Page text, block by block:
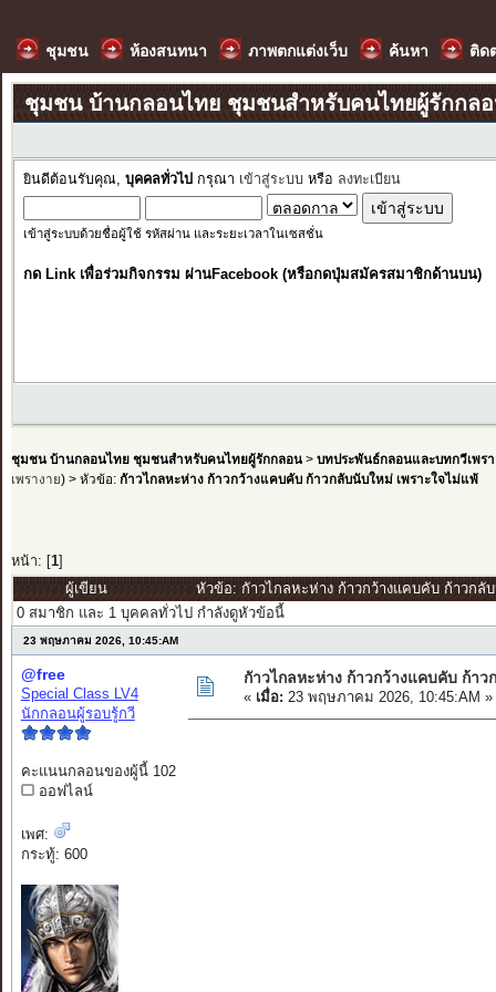
ชุมชน ห้องสนทนา ภาพตกแต่งเว็บ ค้นหา ติด
ชุมชน บ้านกลอนไทย ชุมชนสำหรับคนไทยผู้รักกล
ยินดีต้อนรับคุณ, บุคคลทั่วไป กรุณา เข้าสู่ระบบ หรือ ลงทะเบียน
เข้าสู่ระบบด้วยชื่อผู้ใช้ รหัสผ่าน และระยะเวลาในเซสชั่น
กด Link เพื่อร่วมกิจกรรม ผ่านFacebook (หรือกดปุ่มสมัครสมาชิกด้านบน)
ชุมชน บ้านกลอนไทย ชุมชนสำหรับคนไทยผู้รักกลอน> บทประพันธ์กลอนและบทกวีเพรา
เพรางาย) > หัวข้อ: กัาวไกลหะห่าง ก้าวกว้างแคบคับ ก้าวกลับนับใหม่ เพราะใจไม่แพ้
หน้า: [ 1]
ผู้เขียน
หัวข้อ: กัาวไกลหะห่าง ก้าวกว้างแคบคับ ก้าวกลั
0 สมาชิก และ 1 บุคคลทั่วไป กำลังดูหัวข้อนี้
23 พฤษภาคม 2026, 10:45:AM
@free
Special Class LV4
นักกลอนผู้รอบรู้กวี
คะแนนกลอนของผู้นี้ 102
ออฟไลน์
เพศ:
กระทู้: 600
กัาวไกลหะห่าง ก้าวกว้างแคบคับ ก้า
« เมื่อ: 23 พฤษภาคม 2026, 10:45:AM »